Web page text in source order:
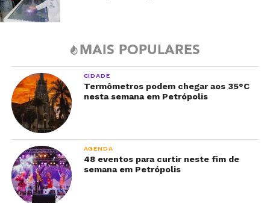
MAIS POPULARES
CIDADE
Termômetros podem chegar aos 35°C
nesta semana em Petrópolis
AGENDA
48 eventos para curtir neste fim de
semana em Petrópolis